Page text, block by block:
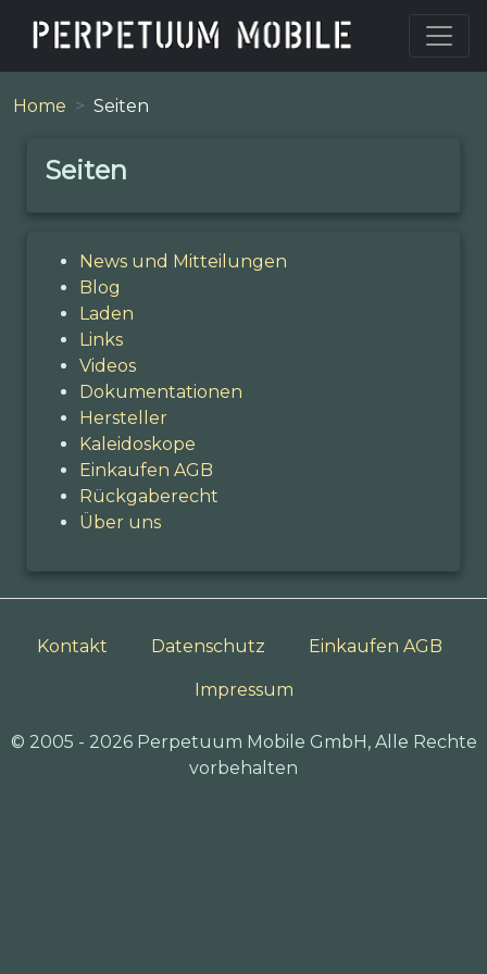
Home Seiten
Seiten
News und Mitteilungen
Blog
Laden
Links
Videos
Dokumentationen
Hersteller
Kaleidoskope
Einkaufen AGB
Rückgaberecht
Über uns
Kontakt Datenschutz Einkaufen AGB
Impressum
© 2005 - 2026 Perpetuum Mobile GmbH, Alle Rechte
vorbehalten